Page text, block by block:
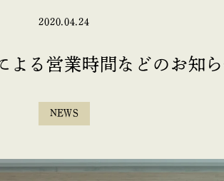
2020.04.24
よる営業時間などのお知
NEWS